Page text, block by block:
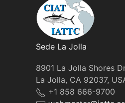
Sede La Jolla
8901 La Jolla Shores
La Jolla, CA 92037,
+1 858 666-9700